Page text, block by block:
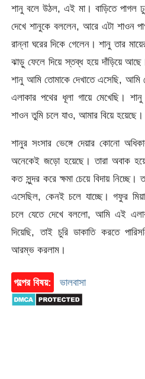
শানু বলে উঠল, এই মা। বাড়িতে পাগল
দেখে শানুকে বললেন, আরে এটা শাওন
রান্না ঘরের দিকে গেলেন। শানু তার
ঝাড়ু ফেলে দিয়ে স্তব্ধ হয়ে দাঁড়িয়ে
শানু আমি তোমাকে দেখাতে এসেছি, আমি
এলাকার পথের ধূলা গায়ে মেখেছি।
শাওন তুমি চলে যাও, আমার বিয়ে হয়েছে।
শানুর সংসার ভেঙ্গে দেয়ার কোনো
অনেকেই জড়ো হয়েছে। তারা অবাক
কত সুন্দর করে ক্ষমা চেয়ে বিদায়
এসেছিল, কেনই চলে যাচ্ছে। গফুর
চলে যেতে দেখে বললো, আমি এই
দিয়েছি, তাই চুরি ডাকাতি করতে
আরম্ভ করলাম।
গল্পের বিষয়: ভালবাসা